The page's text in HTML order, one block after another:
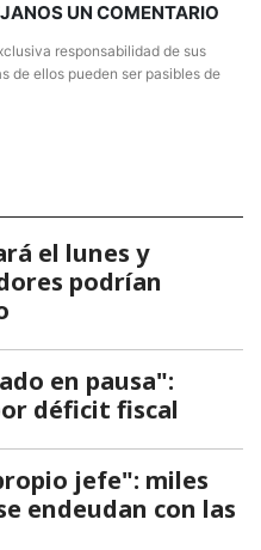
UN COMENTARIO
responsabilidad de sus
de ellos pueden ser pasibles de
el lunes y
podrían
en pausa":
déficit fiscal
jefe": miles
endeudan con las